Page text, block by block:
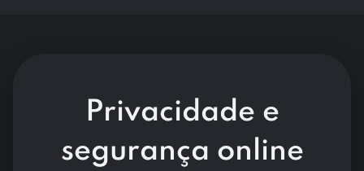
Privacidade e
segurança online